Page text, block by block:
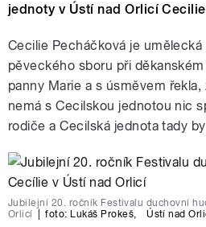
jednoty v Ústí nad Orlicí Cecilie
Cecilie Pecháčková je
pěveckého sboru při
panny Marie a s úsměvem
nemá s Cecilskou jednotou nic
rodiče a Cecilská jednota tady
Jubilejní 20. ročník Festivalu duchovní
Orlicí
foto:Lukáš Prokeš ,Ústí nad